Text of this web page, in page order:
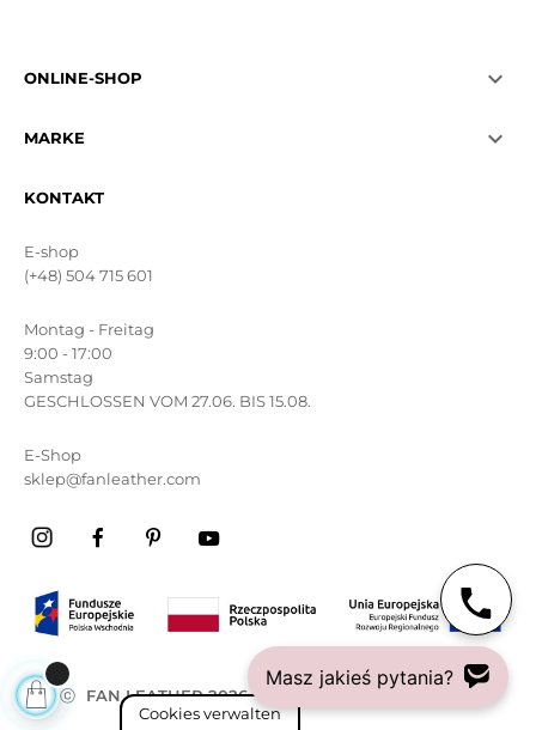
ONLINE-SHOP 
MARKE 
KONTAKT
E-shop
(+48) 504 715 601
Montag - Freitag
9:00 - 17:00
Samstag
GESCHLOSSEN VOM 27.06. BIS 15.08.
E-Shop
sklep@fanleather.com
ⓒ FAN LEATHER 2026Alle rechte vorbehalten
Cookies verwalten
Masz jakieś pytania?